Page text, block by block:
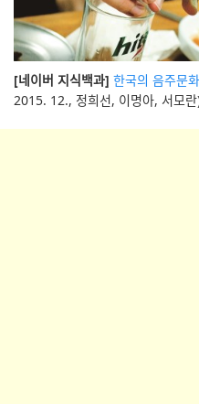
[네이버 지식백과] 한국의 음주문화
2015. 12., 정희선, 이명아, 서모